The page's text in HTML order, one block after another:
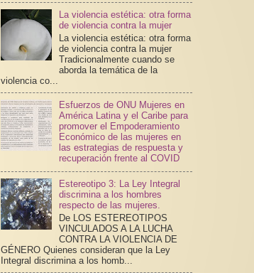
La violencia estética: otra forma
de violencia contra la mujer
La violencia estética: otra forma
de violencia contra la mujer
Tradicionalmente cuando se
aborda la temática de la
violencia co...
Esfuerzos de ONU Mujeres en
América Latina y el Caribe para
promover el Empoderamiento
Económico de las mujeres en
las estrategias de respuesta y
recuperación frente al COVID
Estereotipo 3: La Ley Integral
discrimina a los hombres
respecto de las mujeres.
De LOS ESTEREOTIPOS
VINCULADOS A LA LUCHA
CONTRA LA VIOLENCIA DE
GÉNERO Quienes consideran que la Ley
Integral discrimina a los homb...